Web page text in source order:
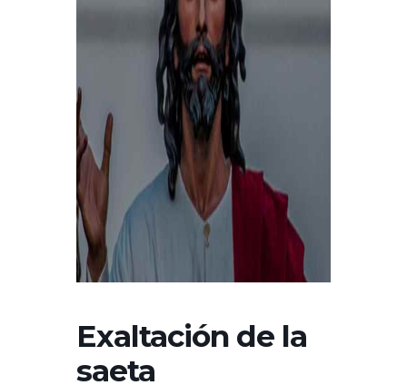
Exaltación de la
saeta